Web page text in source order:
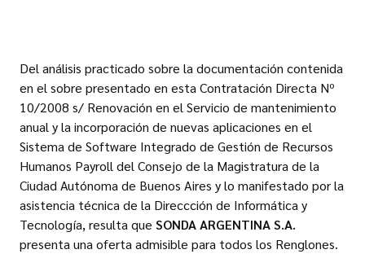
Del análisis practicado sobre la documentación contenida
en el sobre presentado en esta Contratación Directa Nº
10/2008 s/ Renovación en el Servicio de mantenimiento
anual y la incorporación de nuevas aplicaciones en el
Sistema de Software Integrado de Gestión de Recursos
Humanos Payroll del Consejo de la Magistratura de la
Ciudad Autónoma de Buenos Aires y lo manifestado por la
asistencia técnica de la Direccción de Informática y
Tecnología, resulta que SONDA ARGENTINA S.A.
presenta una oferta admisible para todos los Renglones.